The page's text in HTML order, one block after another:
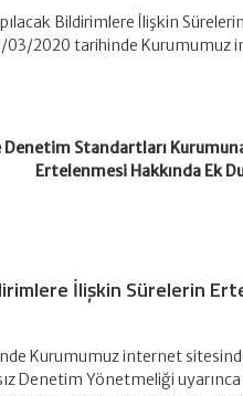
Bildirimlere İlişkin
03/2020 tarihinde Kurumumuz
Standartları
Ertelenmesi Hakkında Ek
İlişkin Sürelerin
Kurumumuz internet
Denetim Yönetmeliği